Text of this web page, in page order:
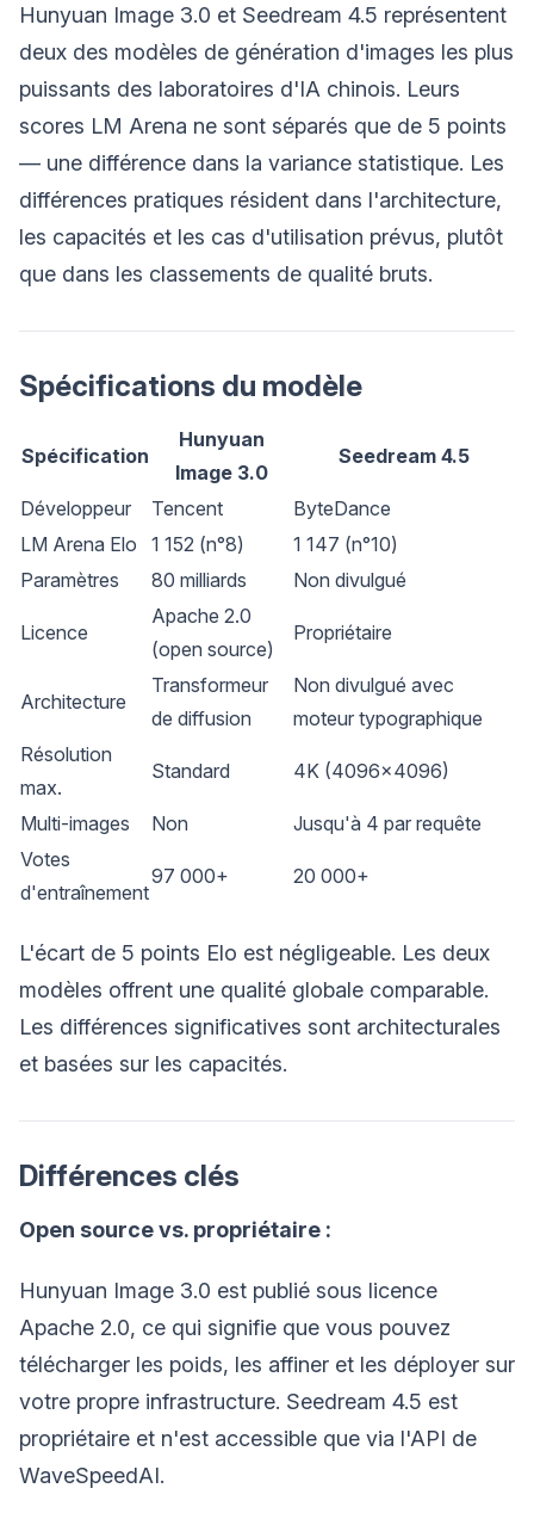
Hunyuan Image 3.0 et Seedream 4.5 représentent
deux des modèles de génération d'images les plus
puissants des laboratoires d'IA chinois. Leurs
scores LM Arena ne sont séparés que de 5 points
— une différence dans la variance statistique. Les
différences pratiques résident dans l'architecture,
les capacités et les cas d'utilisation prévus, plutôt
que dans les classements de qualité bruts.
Spécifications du modèle
Spécification
Hunyuan
Image 3.0
Seedream 4.5
Développeur Tencent
ByteDance
LM Arena Elo
1 152 (n°8)
1 147 (n°10)
Paramètres
80 milliards Non divulgué
Licence
Apache 2.0
(open source)
Propriétaire
Architecture
Transformeur
de diffusion
Non divulgué avec
moteur typographique
Résolution
max.
Standard 4K (4096x4096)
Multi-images Non
Jusqu'à 4 par requête
Votes
d'entraînement
97 000+ 20 000+
L'écart de 5 points Elo est négligeable. Les deux
modèles offrent une qualité globale comparable.
Les différences significatives sont architecturales
et basées sur les capacités.
Différences clés
Open source vs. propriétaire :
Hunyuan Image 3.0 est publié sous licence
Apache 2.0, ce qui signifie que vous pouvez
télécharger les poids, les affiner et les déployer sur
votre propre infrastructure. Seedream 4.5 est
propriétaire et n'est accessible que via l'API de
WaveSpeedAI.